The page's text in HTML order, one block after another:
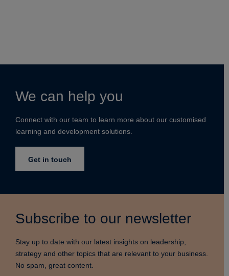
We can help you
Connect with our team to learn more about our customised
learning and development solutions.
Get in touch
Subscribe to our newsletter
Stay up to date with our latest insights on leadership,
strategy and other topics that are relevant to your business.
No spam, great content.